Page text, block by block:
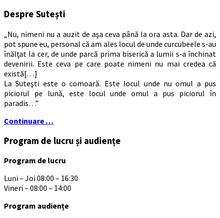
Despre Sutești
„Nu, nimeni nu a auzit de aşa ceva până la ora asta. Dar de azi,
pot spune eu, personal că am ales locul de unde curcubeele s-au
înălţat la cer, de unde parcă prima biserică a lumii s-a închinat
devenirii. Este ceva pe care poate nimeni nu mai credea că
există[…]
La Suteşti este o comoară. Este locul unde nu omul a pus
piciorul pe lună, este locul unde omul a pus piciorul în
paradis…”
Continuare …
Program de lucru și audiențe
Program de lucru
Luni – Joi 08:00 – 16:30
Vineri – 08:00 – 14:00
Program audiențe